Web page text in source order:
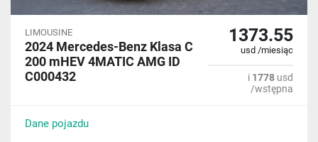
LIMOUSINE
2024 Mercedes-Benz Klasa C
200 mHEV 4MATIC AMG ID
C000432
1373.55
usd /miesiąc
i 1778 usd
/wstępna
Dane pojazdu